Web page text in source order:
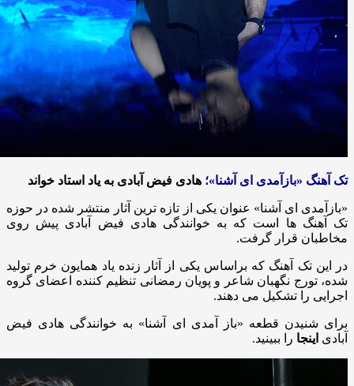
تک آهنگ «بازآمدی ای آشنا»؛ هادی فیض آبادی به یاد استاد خواند
«بازآمدی ای آشنا» عنوان یکی از تازه ترین آثار منتشر شده در حوزه
تک آهنگ ها است که به خوانندگی هادی فیض آبادی پیش روی
مخاطبان قرار گرفت.
در این تک آهنگ که براساس یکی از آثار زنده یاد همایون خرم تولید
شده، تورج نگهبان شاعر و پویان رمضانی تنظیم کننده اعضای گروه
اجرایی را تشکیل می دهند.
برای شنیدن قطعه «باز آمدی ای آشنا» به خوانندگی هادی فیض
آبادی اینجا را ببینید.